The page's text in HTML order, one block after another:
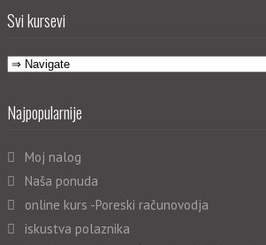
Svi kursevi
Najpopularnije
Moj nalog
Naša ponuda
online kurs -Poreski računovodja
iskustva polaznika